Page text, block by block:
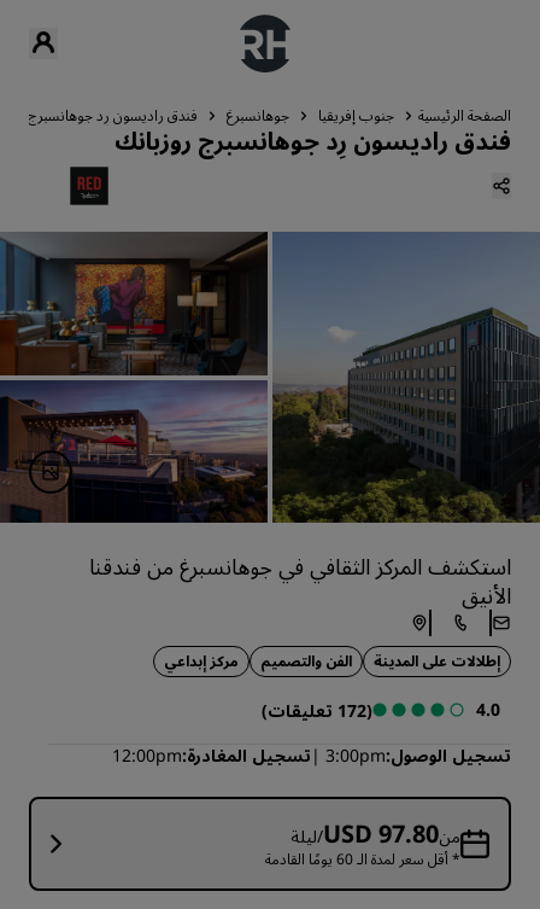
الصفحة الرئيسية جنوب إفريقيا جوهانسبرغ فندق راديسون رِد جوهانسبرج
فندق راديسون رِد جوهانسبرج روزبانك
استكشف المركز الثقافي في جوهانسبرغ من فندقنا
الأنيق
إطلالات على المدينة الفن والتصميم مركز إبداعي
4.0
(172 تعليقات)
تسجيل الوصول 3:00pm تسجيل المغادرة 12:00pm
منUSD 97.80/ليلة
* أقل سعر لمدة الـ 60 يومًا القادمة